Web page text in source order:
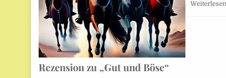
Rezension zu „Gut und Böse“